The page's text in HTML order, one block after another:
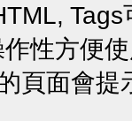
性方便
頁面會提